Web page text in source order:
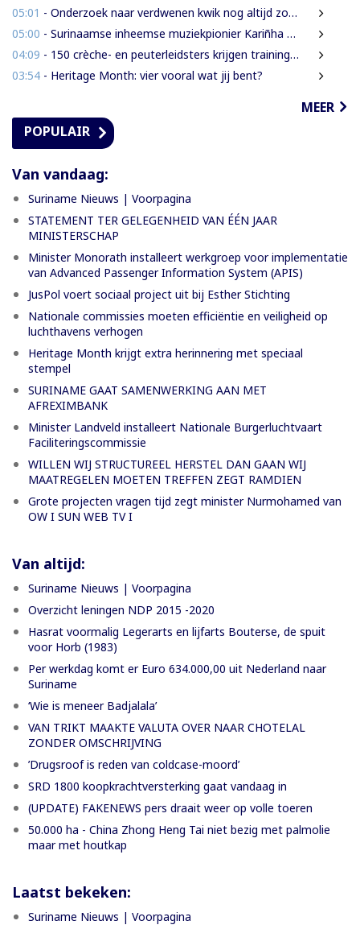
05:01 - Onderzoek naar verdwenen kwik nog altijd zonder resultaat
05:00 - Surinaamse inheemse muziekpionier Kariñha Basi krijgt oeuvreprijs in Rotterdam
04:09 - 150 crèche- en peuterleidsters krijgen training in verkeerseducatie
03:54 - Heritage Month: vier vooral wat jij bent?
MEER
POPULAIR
Van vandaag:
Suriname Nieuws | Voorpagina
STATEMENT TER GELEGENHEID VAN ÉÉN JAAR
MINISTERSCHAP
Minister Monorath installeert werkgroep voor implementatie
van Advanced Passenger Information System (APIS)
JusPol voert sociaal project uit bij Esther Stichting
Nationale commissies moeten efficiëntie en veiligheid op
luchthavens verhogen
Heritage Month krijgt extra herinnering met speciaal
stempel
SURINAME GAAT SAMENWERKING AAN MET
AFREXIMBANK
Minister Landveld installeert Nationale Burgerluchtvaart
Faciliteringscommissie
WILLEN WIJ STRUCTUREEL HERSTEL DAN GAAN WIJ
MAATREGELEN MOETEN TREFFEN ZEGT RAMDIEN
Grote projecten vragen tijd zegt minister Nurmohamed van
OW I SUN WEB TV I
Van altijd:
Suriname Nieuws | Voorpagina
Overzicht leningen NDP 2015 -2020
Hasrat voormalig Legerarts en lijfarts Bouterse, de spuit
voor Horb (1983)
Per werkdag komt er Euro 634.000,00 uit Nederland naar
Suriname
‘Wie is meneer Badjalala’
VAN TRIKT MAAKTE VALUTA OVER NAAR CHOTELAL
ZONDER OMSCHRIJVING
’Drugsroof is reden van coldcase-moord’
SRD 1800 koopkrachtversterking gaat vandaag in
(UPDATE) FAKENEWS pers draait weer op volle toeren
50.000 ha - China Zhong Heng Tai niet bezig met palmolie
maar met houtkap
Laatst bekeken:
Suriname Nieuws | Voorpagina